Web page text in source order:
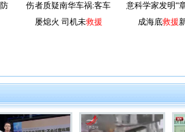
伤者质疑南华车祸:客车
屡熄火 司机未救援
意科学家发明“
成海底救援